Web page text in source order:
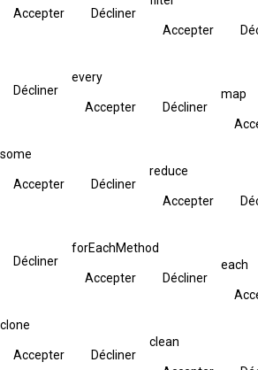
Accepter Décliner
Accepter
Décliner
every
Accepter Décliner
map
some
Accepter Décliner
reduce
Accepter
Décliner
forEachMethod
Accepter Décliner
each
clone
Accepter Décliner
clean